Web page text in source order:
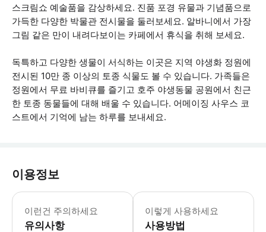
스크림쇼 예술품을 감상하세요. 진품 포경 유물과 기념품으로
가득한 다양한 박물관 전시물을 둘러보세요. 알바니에서 가장
그림 같은 만이 내려다보이는 카페에서 휴식을 취해 보세요.
독특하고 다양한 생물이 서식하는 이곳은 지역 야생화 정원에
전시된 10만 종 이상의 토종 식물도 볼 수 있습니다. 가족들은
정원에서 무료 바비큐를 즐기고 호주 야생동물 공원에서 친근
한 토종 동물들에 대해 배울 수 있습니다. 어메이징 사우스 코
스트에서 기억에 남는 하루를 보내세요.
이용정보
이런건 주의하세요
유의사항
- 히스토릭 포경 스테이션은 매일 오
이렇게 사용하세요
사용방법